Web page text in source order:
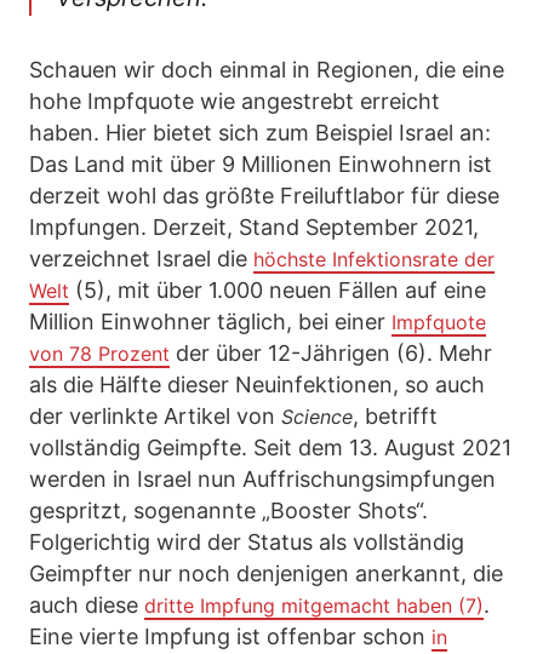
Schauen wir doch einmal in Regionen, die eine
hohe Impfquote wie angestrebt erreicht
haben. Hier bietet sich zum Beispiel Israel an:
Das Land mit über 9 Millionen Einwohnern ist
derzeit wohl das größte Freiluftlabor für diese
Impfungen. Derzeit, Stand September 2021,
verzeichnet Israel die höchste Infektionsrate der
Welt (5), mit über 1.000 neuen Fällen auf eine
Million Einwohner täglich, bei einer Impfquote
von 78 Prozent der über 12-Jährigen (6). Mehr
als die Hälfte dieser Neuinfektionen, so auch
der verlinkte Artikel von Science, betrifft
vollständig Geimpfte. Seit dem 13. August 2021
werden in Israel nun Auffrischungsimpfungen
gespritzt, sogenannte „Booster Shots“.
Folgerichtig wird der Status als vollständig
Geimpfter nur noch denjenigen anerkannt, die
auch diese dritte Impfung mitgemacht haben (7).
Eine vierte Impfung ist offenbar schon in